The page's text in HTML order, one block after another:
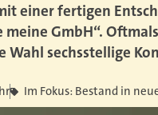
einer fertigen
GmbH“.
Wahl sechsstellige
Im Fokus: Bestand in